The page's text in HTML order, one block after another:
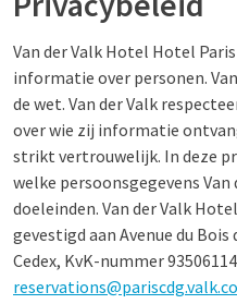
Van der Valk Hotel Hotel
informatie over personen.
de wet. Van der Valk
over wie zij informatie
strikt vertrouwelijk. In deze
welke persoonsgegevens
doeleinden. Van der Valk
gevestigd aan Avenue du Bois
Cedex, KvK-nummer